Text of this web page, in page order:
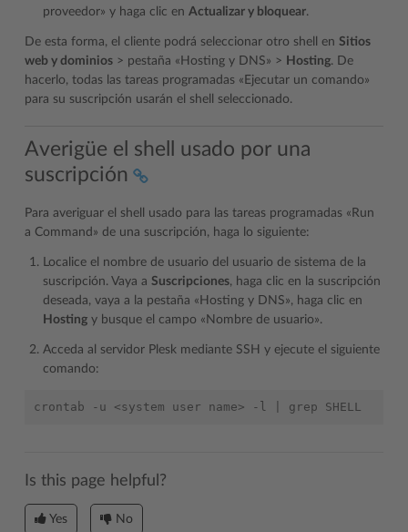
proveedor» y haga clic en Actualizar y bloquear.
De esta forma, el cliente podrá seleccionar otro shell en Sitios
web y dominios > pestaña «Hosting y DNS» > Hosting. De
hacerlo, todas las tareas programadas «Ejecutar un comando»
para su suscripción usarán el shell seleccionado.
Averigüe el shell usado por una
suscripción
Para averiguar el shell usado para las tareas programadas «Run
a Command» de una suscripción, haga lo siguiente:
Localice el nombre de usuario del usuario de sistema de la
suscripción. Vaya a Suscripciones, haga clic en la suscripción
deseada, vaya a la pestaña «Hosting y DNS», haga clic en
Hosting y busque el campo «Nombre de usuario».
Acceda al servidor Plesk mediante SSH y ejecute el siguiente
comando:
crontab -u <system user name> -l grep
Is this page helpful?
Yes No